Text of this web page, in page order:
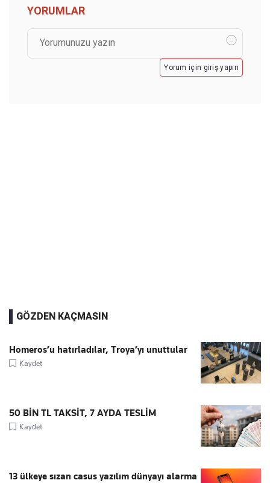
YORUMLAR
Yorum için giriş yapın
GÖZDEN KAÇMASIN
Homeros’u hatırladılar, Troya’yı unuttular
Kaydet
50 BİN TL TAKSİT, 7 AYDA TESLİM
Kaydet
13 ülkeye sızan casus yazılım dünyayı alarma